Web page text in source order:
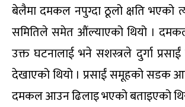
बेलैमा दमकल नपुग्दा ठूलो क्षति भएको
समितिले समेत औंल्याएको थियो ।
उक्त घटनालाई भने सशस्त्रले दुर्गा
देखाएको थियो । प्रसाईं समूहको सडक
दमकल आउन ढिलाइ भएको बताइएको